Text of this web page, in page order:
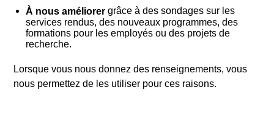
À nous améliorer grâce à des sondages sur les
services rendus, des nouveaux programmes, des
formations pour les employés ou des projets de
recherche.
Lorsque vous nous donnez des renseignements, vous
nous permettez de les utiliser pour ces raisons.